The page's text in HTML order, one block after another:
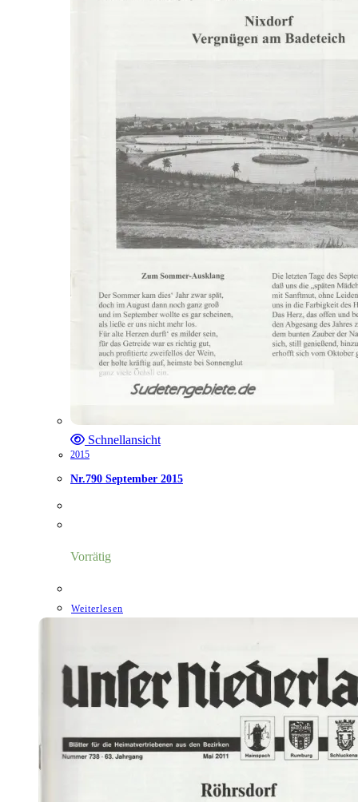
Schnellansicht
2015
Nr.790 September 2015
Vorrätig
Weiterlesen